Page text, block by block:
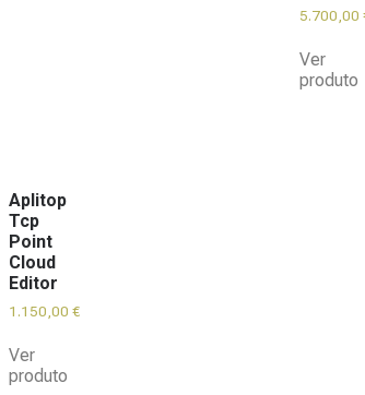
5.700,00
Ver
produto
Aplitop
Tcp
Point
Cloud
Editor
1.150,00 €
Ver
produto